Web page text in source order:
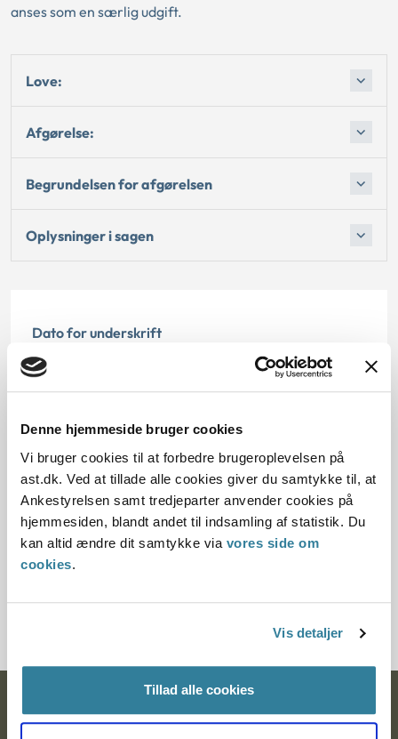
Denne hjemmeside bruger cookies
Vi bruger cookies til at forbedre brugeroplevelsen på
ast.dk. Ved at tillade alle cookies giver du samtykke til, at
Ankestyrelsen samt tredjeparter anvender cookies på
hjemmesiden, blandt andet til indsamling af statistik. Du
kan altid ændre dit samtykke via vores side om
cookies.
Vis detaljer
Tillad alle cookies
anses som en særlig udgift.
Love:
Afgørelse:
Begrundelsen for afgørelsen
Oplysninger i sagen
Dato for underskrift
30.09.2010
10.07.2013
Paragraf
§ 76 § 63
Journalnummer
2100186-09
Ankestyrelsen